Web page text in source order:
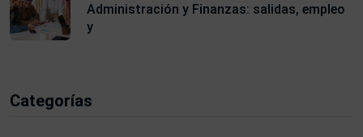
Administración y Finanzas: salidas, empleo
y
Categorías